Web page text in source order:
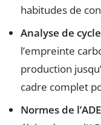
habitudes de
Analyse de
l’empreinte
production
cadre complet
Normes de